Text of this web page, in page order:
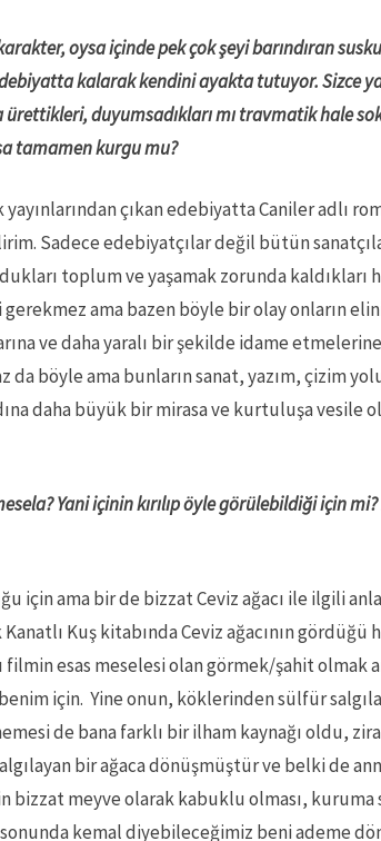
oysa içinde pek çok şeyi barındıran
kalarak kendini ayakta tutuyor. Sizce
duyumsadıkları mı travmatik hale
tamamen kurgu mu?
çıkan edebiyatta Caniler adlı
Sadece edebiyatçılar değil bütün
toplum ve yaşamak zorunda kaldıkları
ama bazen böyle bir olay onların
ve daha yaralı bir şekilde idame
böyle ama bunların sanat, yazım, çizim
daha büyük bir mirasa ve kurtuluşa vesile
Yani içinin kırılıp öyle görülebildiği için mi?
için ama bir de bizzat Ceviz ağacı ile ilgili
Kuş kitabında Ceviz ağacının gördüğü
filmin esas meselesi olan görmek/şahit olmak
için. Yine onun, köklerinden sülfür
de bana farklı bir ilham kaynağı oldu,
bir ağaca dönüşmüştür ve belki de
meyve olarak kabuklu olması, kuruma
kemal diyebileceğimiz beni ademe